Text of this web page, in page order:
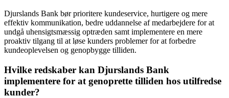
Djurslands Bank bør prioritere kundeservice, hurtigere og mere
effektiv kommunikation, bedre uddannelse af medarbejdere for at
undgå uhensigtsmæssig optræden samt implementere en mere
proaktiv tilgang til at løse kunders problemer for at forbedre
kundeoplevelsen og genopbygge tilliden.
Hvilke redskaber kan Djurslands Bank
implementere for at genoprette tilliden hos utilfredse
kunder?